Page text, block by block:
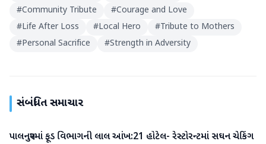
#Community Tribute #Courage and Love
#Life After Loss #Local Hero #Tribute to Mothers
#Personal Sacrifice #Strength in Adversity
સંબંધિત સમાચાર
બનાસકાંઠા
પાલનપુરમાં ફૂડ વિભાગની લાલ આંખ:21 હોટેલ- રેસ્ટોરન્ટમાં સઘન ચેકિંગ